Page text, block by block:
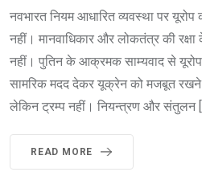
नवभारत नियम आधारित व्यवस्था पर
नहीं। मानवाधिकार और लोकतंत्र की
नहीं। पुतिन के आक्रमक साम्यवाद से यूरोप
सामरिक मदद देकर यूक्रेन को मजबूत रखने
लेकिन ट्रम्प नहीं। नियन्त्रण और संतुलन
READ MORE